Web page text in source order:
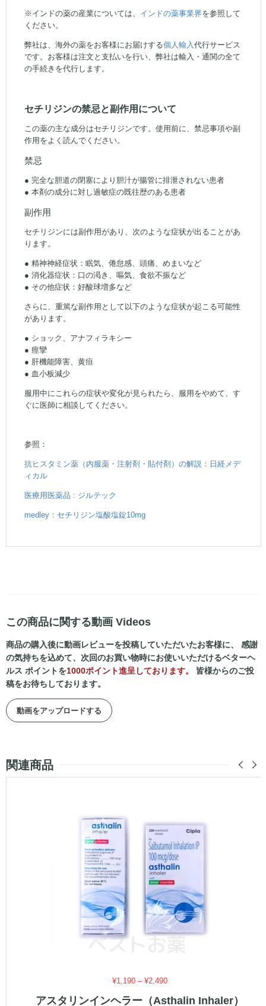
※インドの薬の産業については、 インドの薬事業界を参照して
ください。
弊社は、海外の薬をお客様にお届けする個人輸入代行サービス
です。お客様は注文と支払いを行い、弊社は輸入・通関の全て
の手続きを代行します。
セチリジンの禁忌と副作用について
この薬の主な成分はセチリジンです。使用前に、禁忌事項や副
作用をよく読んでください。
禁忌
● 完全な胆道の閉塞により胆汁が腸管に排泄されない患者
● 本剤の成分に対し過敏症の既往歴のある患者
副作用
セチリジンには副作用があり、次のような症状が出ることがあ
ります。
● 精神神経症状：眠気、倦怠感、頭痛、めまいなど
● 消化器症状：口の渇き、嘔気、食欲不振など
● その他症状：好酸球増多など
さらに、重篤な副作用として以下のような症状が起こる可能性
があります。
● ショック、アナフィラキシー
● 痙攣
● 肝機能障害、黄疸
● 血小板減少
服用中にこれらの症状や変化が見られたら、服用をやめて、す
ぐに医師に相談してください。
参照：
抗ヒスタミン薬（内服薬・注射剤・貼付剤）の解説：日経メデ
ィカル
医療用医薬品 : ジルテック
medley：セチリジン塩酸塩錠10mg
この商品に関する動画 Videos
商品の購入後に動画レビューを投稿していただいたお客様に、 感謝
の気持ちを込めて、次回のお買い物時にお使いいただけるベターヘ
ルス ポイントを1000ポイント進呈しております。
皆様からのご投
稿をお待ちしております。
動画をアップロードする
関連商品
¥1,190 –¥2,490価
帯:
アスタリンインヘラー（Asthalin Inhaler）